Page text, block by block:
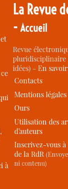
à
La Revue
-Accueil
Revue
idées) -En
Contacts
Mentions légales
Ours
Utilisation des
d’auteurs
Inscrivez-vous
de la RdR
ni contenu)